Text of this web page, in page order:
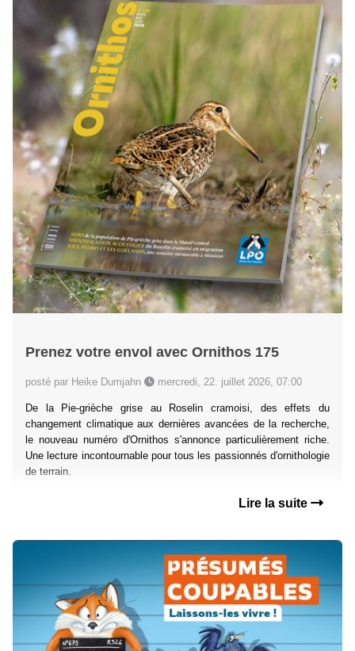
Prenez votre envol avec Ornithos 175
posté par Heike Dumjahn mercredi, 22. juillet 2026, 07:00
De la Pie-grièche grise au Roselin cramoisi, des effets du
changement climatique aux dernières avancées de la recherche,
le nouveau numéro d'Ornithos s'annonce particulièrement riche.
Une lecture incontournable pour tous les passionnés d'ornithologie
de terrain.
Lire la suite